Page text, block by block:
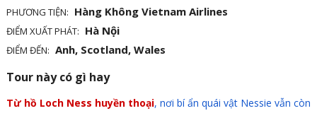
PHƯƠNG TIỆN: Hàng Không Vietnam Airlines
ĐIỂM XUẤT PHÁT: Hà Nội
ĐIỂM ĐẾN: Anh, Scotland, Wales
Tour này có gì hay
Từ hồ Loch Ness huyền thoại, nơi bí ẩn quái vật Nessie vẫn còn